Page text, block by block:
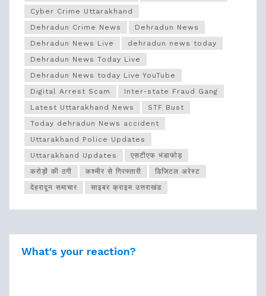
Cyber Crime Uttarakhand
Dehradun Crime News
Dehradun News
Dehradun News Live
dehradun news today
Dehradun News Today Live
Dehradun News today Live YouTube
Digital Arrest Scam
Inter-state Fraud Gang
Latest Uttarakhand News
STF Bust
Today dehradun News accident
Uttarakhand Police Updates
Uttarakhand Updates
एसटीएफ भंडाफोड़
करोड़ों की ठगी
कश्मीर से गिरफ्तारी
डिजिटल अरेस्ट
देहरादून समाचार
साइबर क्राइम उत्तराखंड
What's your reaction?